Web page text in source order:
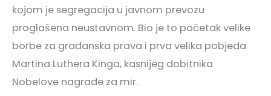
kojom je segregacija u javnom prevozu
proglašena neustavnom. Bio je to početak velike
borbe za građanska prava i prva velika pobjeda
Martina Luthera Kinga, kasnijeg dobitnika
Nobelove nagrade za mir.